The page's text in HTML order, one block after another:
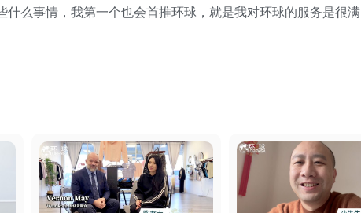
什么事情，我第一个也会首推环球，就是我对环球的服务是很满